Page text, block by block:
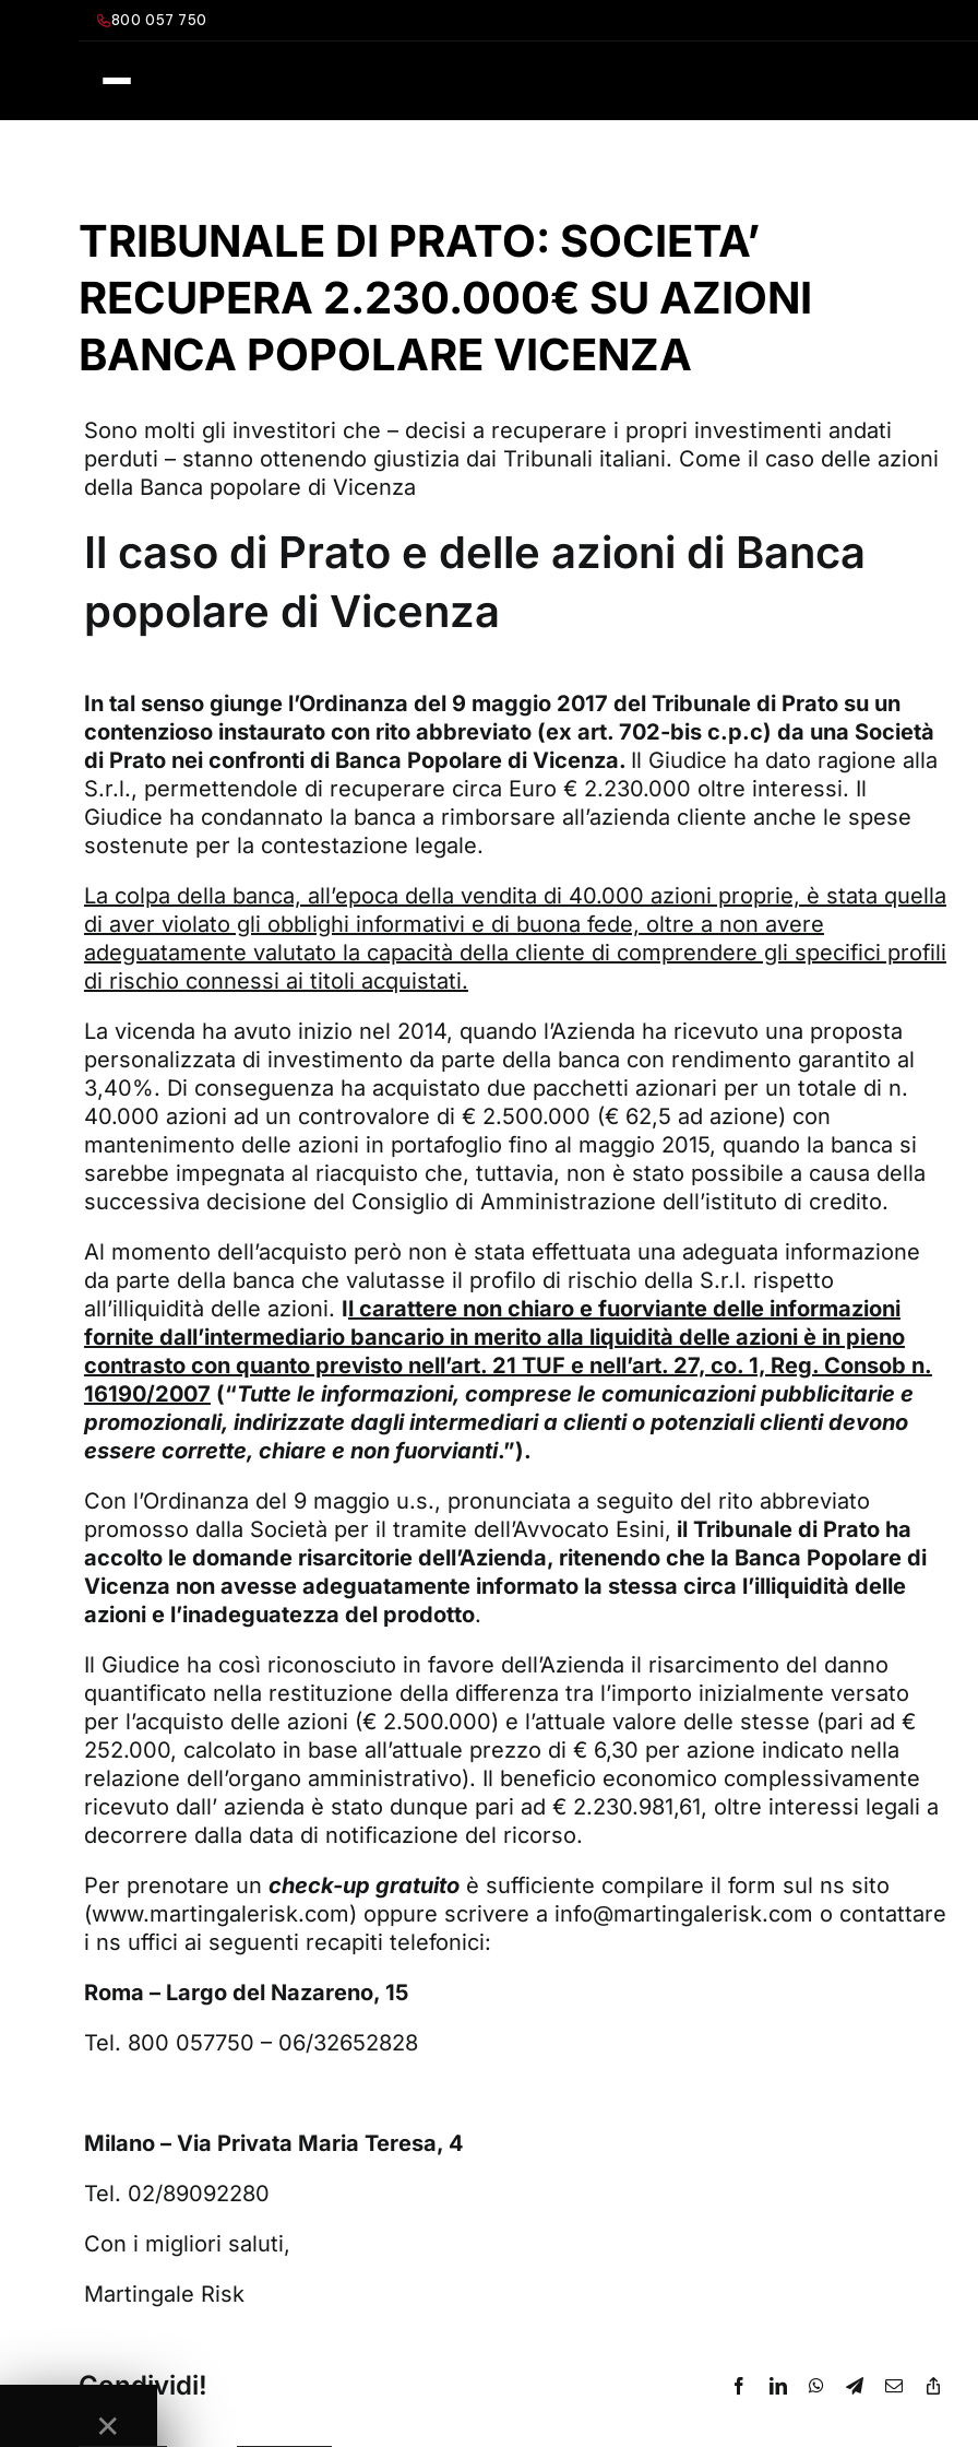
800 057 750
TRIBUNALE DI PRATO: SOCIETA’
RECUPERA 2.230.000€ SU AZIONI
BANCA POPOLARE VICENZA
Sono molti gli investitori che – decisi a recuperare i propri investimenti andati
perduti – stanno ottenendo giustizia dai Tribunali italiani. Come il caso delle azioni
della Banca popolare di Vicenza
Il caso di Prato e delle azioni di Banca
popolare di Vicenza
In tal senso giunge l’Ordinanza del 9 maggio 2017 del Tribunale di Prato su un
contenzioso instaurato con rito abbreviato (ex art. 702-bis c.p.c) da una Società
di Prato nei confronti di Banca Popolare di Vicenza. Il Giudice ha dato ragione alla
S.r.l., permettendole di recuperare circa Euro € 2.230.000 oltre interessi. Il
Giudice ha condannato la banca a rimborsare all’azienda cliente anche le spese
sostenute per la contestazione legale.
La colpa della banca, all’epoca della vendita di 40.000 azioni proprie, è stata quella
di aver violato gli obblighi informativi e di buona fede, oltre a non avere
adeguatamente valutato la capacità della cliente di comprendere gli specifici profili
di rischio connessi ai titoli acquistati.
La vicenda ha avuto inizio nel 2014, quando l’Azienda ha ricevuto una proposta
personalizzata di investimento da parte della banca con rendimento garantito al
3,40%. Di conseguenza ha acquistato due pacchetti azionari per un totale di n.
40.000 azioni ad un controvalore di € 2.500.000 (€ 62,5 ad azione) con
mantenimento delle azioni in portafoglio fino al maggio 2015, quando la banca si
sarebbe impegnata al riacquisto che, tuttavia, non è stato possibile a causa della
successiva decisione del Consiglio di Amministrazione dell’istituto di credito.
Al momento dell’acquisto però non è stata effettuata una adeguata informazione
da parte della banca che valutasse il profilo di rischio della S.r.l. rispetto
all’illiquidità delle azioni. Il carattere non chiaro e fuorviante delle informazioni
fornite dall’intermediario bancario in merito alla liquidità delle azioni è in pieno
contrasto con quanto previsto nell’art. 21 TUF e nell’art. 27, co. 1, Reg. Consob n.
16190/2007 (“Tutte le informazioni, comprese le comunicazioni pubblicitarie e
promozionali, indirizzate dagli intermediari a clienti o potenziali clienti devono
essere corrette, chiare e non fuorvianti.”).
Con l’Ordinanza del 9 maggio u.s., pronunciata a seguito del rito abbreviato
promosso dalla Società per il tramite dell’Avvocato Esini, il Tribunale di Prato ha
accolto le domande risarcitorie dell’Azienda, ritenendo che la Banca Popolare di
Vicenza non avesse adeguatamente informato la stessa circa l’illiquidità delle
azioni e l’inadeguatezza del prodotto.
Il Giudice ha così riconosciuto in favore dell’Azienda il risarcimento del danno
quantificato nella restituzione della differenza tra l’importo inizialmente versato
per l’acquisto delle azioni (€ 2.500.000) e l’attuale valore delle stesse (pari ad €
252.000, calcolato in base all’attuale prezzo di € 6,30 per azione indicato nella
relazione dell’organo amministrativo). Il beneficio economico complessivamente
ricevuto dall’ azienda è stato dunque pari ad € 2.230.981,61, oltre interessi legali a
decorrere dalla data di notificazione del ricorso.
Per prenotare un check-up gratuitoè sufficiente compilare il form sul ns sito
(www.martingalerisk.com) oppure scrivere a info@martingalerisk.com o contattare
i ns uffici ai seguenti recapiti telefonici:
Roma – Largo del Nazareno, 15
Tel. 800 057750 – 06/32652828
Milano – Via Privata Maria Teresa, 4
Tel. 02/89092280
Con i migliori saluti,
Martingale Risk
Condividi!
✕